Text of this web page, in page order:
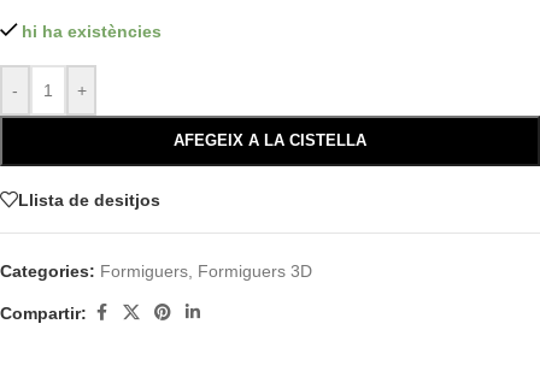
hi ha existències
- +
AFEGEIX A LA CISTELLA
Llista de desitjos
Categories: Formiguers, Formiguers 3D
Compartir: